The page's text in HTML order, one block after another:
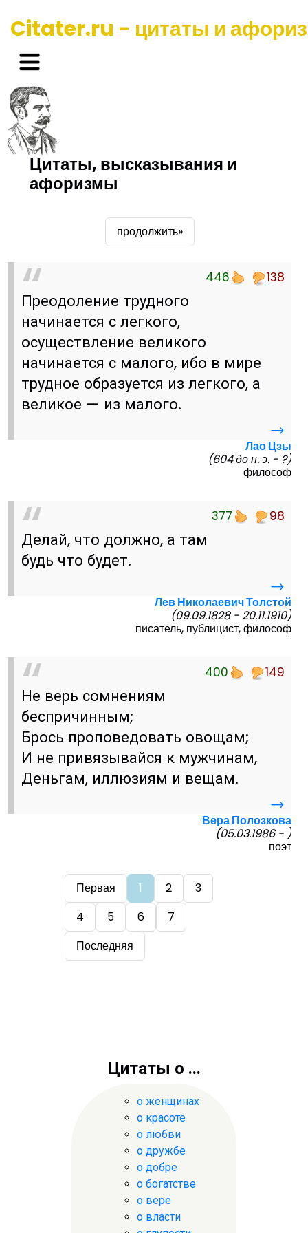
Citater.ru - цитаты и
Цитаты, высказывания и
афоризмы
продолжить»
446 138
Преодоление трудного
начинается с легкого,
осуществление великого
начинается с малого, ибо в мире
трудное образуется из легкого, а
великое — из малого.
→
Лао Цзы
(604 до н. э. - ?)
философ
377 98
Делай, что должно, а там
будь что будет.
→
Лев Николаевич Толстой
(09.09.1828 - 20.11.1910)
писатель, публицист, философ
400 149
Не верь сомнениям
беспричинным;
Брось проповедовать овощам;
И не привязывайся к мужчинам,
Деньгам, иллюзиям и вещам.
→
Вера Полозкова
(05.03.1986 - )
поэт
Первая 1 2
3
4
5 6
7
Последняя
Цитаты о ...
о женщинах
о красоте
о любви
о дружбе
о добре
о богатстве
о вере
о власти